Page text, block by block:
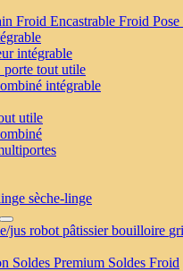
Froid Encastrable Froid
intégrable
porte tout utile
intégrable
utile
sèche-linge
jus robot pâtissierbouilloire
Soldes Premium Soldes Froid